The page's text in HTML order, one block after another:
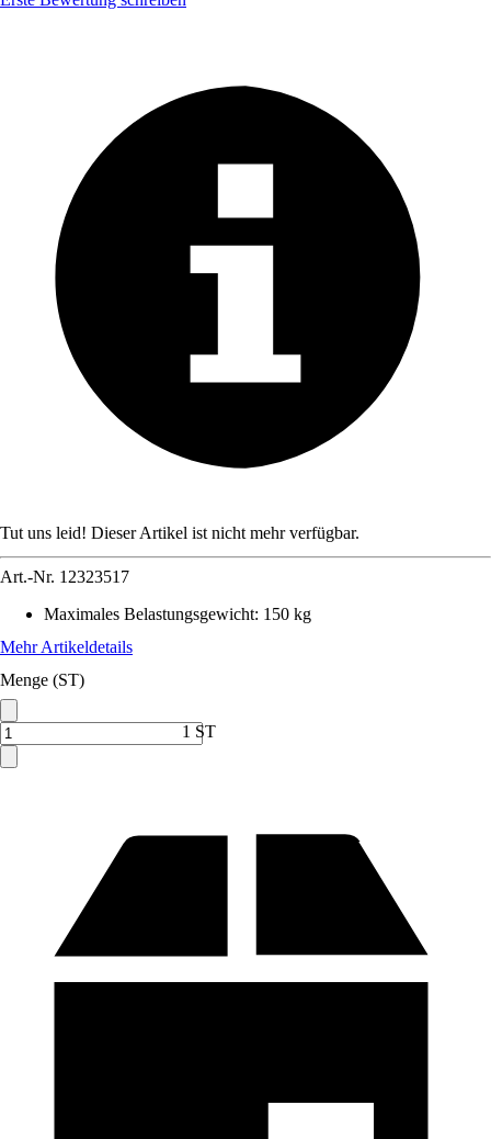
Tut uns leid! Dieser Artikel ist nicht mehr verfügbar.
Art.-Nr. 12323517
Maximales Belastungsgewicht: 150 kg
Mehr Artikeldetails
Menge (ST)
1 ST